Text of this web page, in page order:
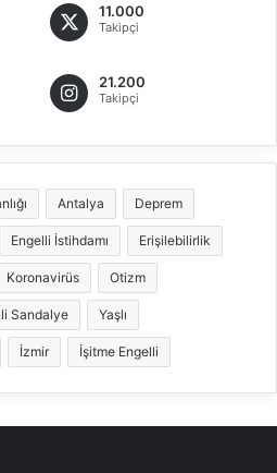
11.000
Takipçi
21.200
Takipçi
Antalya Deprem
Engelli İstihdamı Erişilebilirlik
Koronavirüs Otizm
Sandalye Yaşlı
İzmir İşitme Engelli